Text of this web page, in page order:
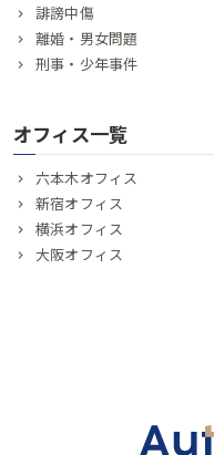
誹謗中傷
離婚・男女問題
刑事・少年事件
オフィス一覧
六本木オフィス
新宿オフィス
横浜オフィス
大阪オフィス